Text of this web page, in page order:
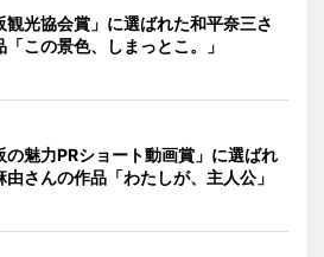
観光協会賞」に選ばれた和平奈三さ
「この景色、しまっとこ。」
の魅力PRショート動画賞」に選ばれ
由さんの作品「わたしが、主人公」